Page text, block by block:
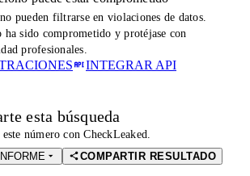
pueden filtrarse en violaciones de datos.
sido comprometido y protéjase con
profesionales.
INTEGRAR API
esta búsqueda
número con CheckLeaked.
COMPARTIR RESULTADO